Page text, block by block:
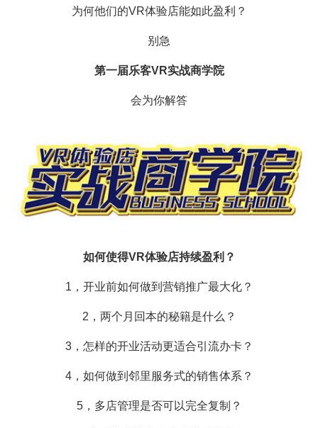
为何他们的VR体验店能如此盈利？
别急
第一届乐客VR实战商学院
会为你解答
如何使得VR体验店持续盈利？
1，开业前如何做到营销推广最大化？
2，两个月回本的秘籍是什么？
3，怎样的开业活动更适合引流办卡？
4，如何做到邻里服务式的销售体系？
5，多店管理是否可以完全复制？